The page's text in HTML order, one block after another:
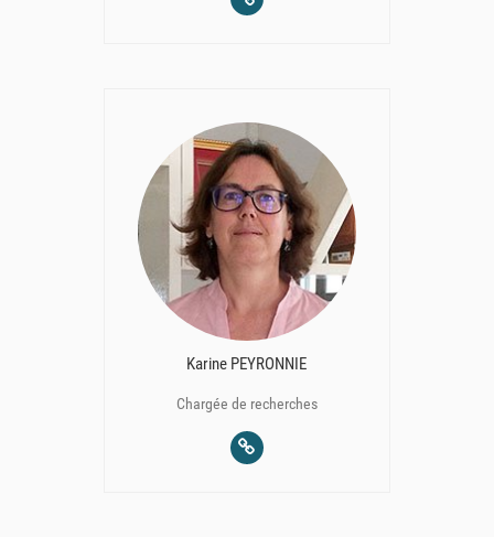
Karine PEYRONNIE
Chargée de recherches